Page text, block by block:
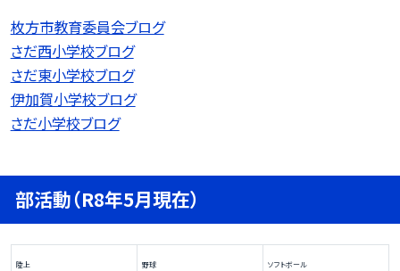
枚方市教育委員会ブログ
さだ西小学校ブログ
さだ東小学校ブログ
伊加賀小学校ブログ
さだ小学校ブログ
部活動（R8年5月現在）
陸上 野球 ソフトボール